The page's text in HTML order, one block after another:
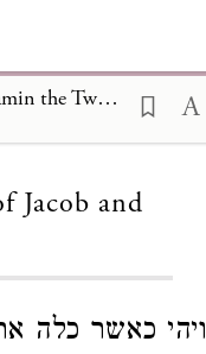
The Testaments of the Twelve Patriarchs, The Testament of Benjamin the Twelfth Son of Jacob and Rachel 12
Jacob and
ויהי כאשר כלה